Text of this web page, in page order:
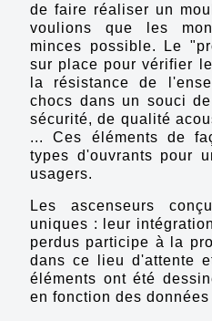
de faire réaliser un
voulions que les
minces possible. Le
sur place pour vérifier
la résistance de
chocs dans un souci
sécurité, de qualité
... Ces éléments de
types d'ouvrants pour
usagers.
Les ascenseurs
uniques : leur
perdus participe à la
dans ce lieu d'attente
éléments ont été
en fonction des